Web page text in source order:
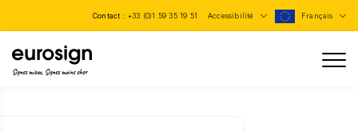
Contact : +33 (0)1 59 35 19 51 Accessibilité Français
Signez mieux, Signez moins cher